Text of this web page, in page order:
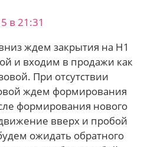
в 21:31
ждем закрытия на H1
и входим в продажи как
При отсутствии
ждем формирования
формирования нового
вверх и пробой
ожидать обратного